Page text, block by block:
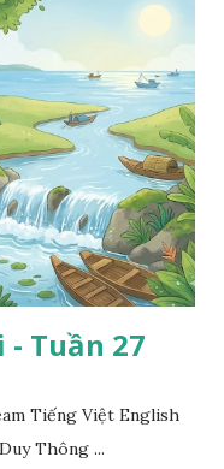
- Tuần 27
Tiếng Việt English
Thông ...